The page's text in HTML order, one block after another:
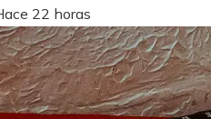
22 horas